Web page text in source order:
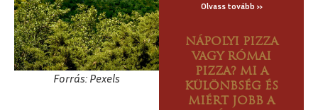
Forrás: Pexels
Olvass tovább »
NÁPOLYI PIZZA
VAGY RÓMAI
PIZZA? MI A
KÜLÖNBSÉG ÉS
MIÉRT JOBB A